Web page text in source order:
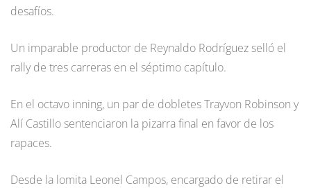
desafíos.
Un imparable productor de Reynaldo Rodríguez selló el
rally de tres carreras en el séptimo capítulo.
En el octavo inning, un par de dobletes Trayvon Robinson y
Alí Castillo sentenciaron la pizarra final en favor de los
rapaces.
Desde la lomita Leonel Campos, encargado de retirar el